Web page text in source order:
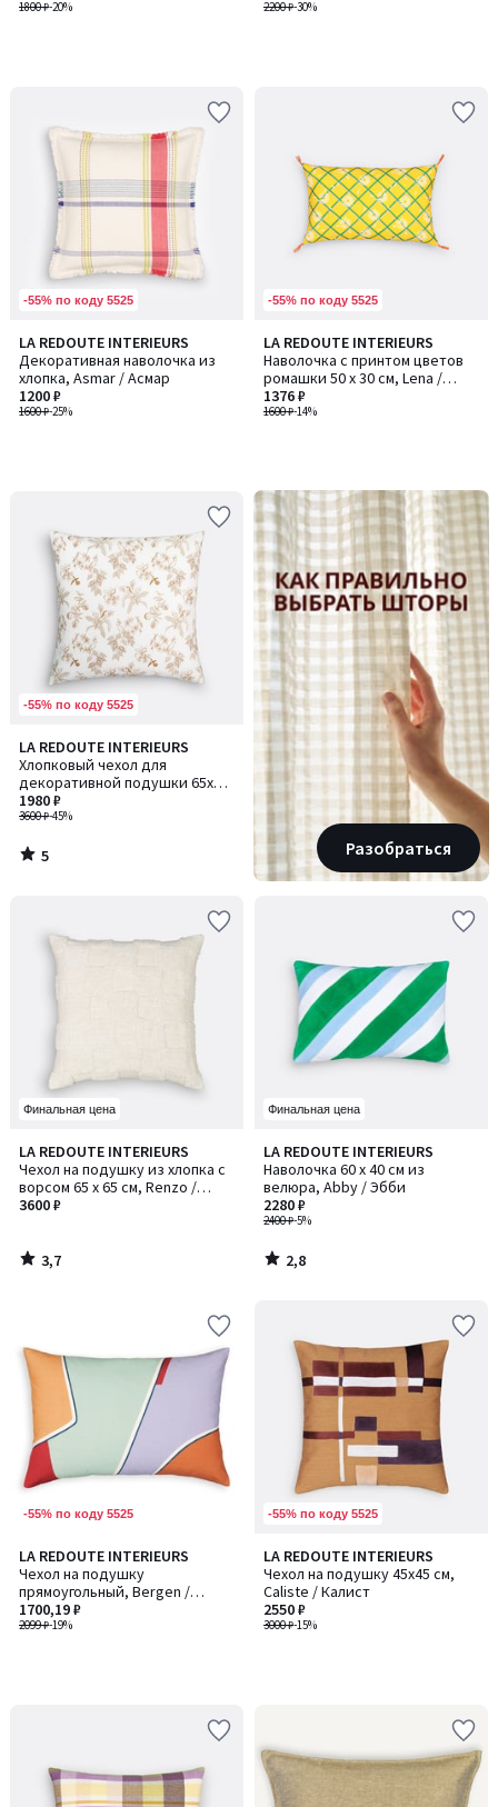
1800 ₽-20% 2200 ₽-30%
-55% по коду 5525
LA REDOUTE INTERIEURS
Декоративная наволочка из
хлопка, Asmar / Асмар
1600 ₽-25%
1200 ₽
-55% по коду 5525
LA REDOUTE INTERIEURS
Наволочка с принтом цветов
ромашки 50 x 30 см, Lena /
Лена
1600 ₽-14%
1376 ₽
-55% по коду 5525
LA REDOUTE INTERIEURS
Хлопковый чехол для
декоративной подушки 65x65
см, Granadille / Гранадиль
3600 ₽-45%
1980 ₽
5
/
5
5
/
Разобраться
-
Финальная цена
LA REDOUTE INTERIEURS
Чехол на подушку из хлопка с
ворсом 65 x 65 см, Renzo /
Рензо
3600 ₽
3,7
/ 5
3,7
/
Финальная цена
LA REDOUTE INTERIEURS
Наволочка 60 x 40 см из
велюра, Abby / Эбби
2400 ₽-5%
2280 ₽
2,8
/ 5
2,8
/
-55% по коду 5525
LA REDOUTE INTERIEURS
Чехол на подушку
прямоугольный, Bergen /
Берген
2099 ₽-19%
1700,19 ₽
-55% по коду 5525
LA REDOUTE INTERIEURS
Чехол на подушку 45x45 см,
Caliste / Калист
3000 ₽-15%
2550 ₽